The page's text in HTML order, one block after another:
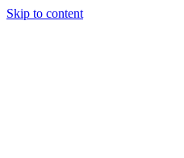
Skip to content